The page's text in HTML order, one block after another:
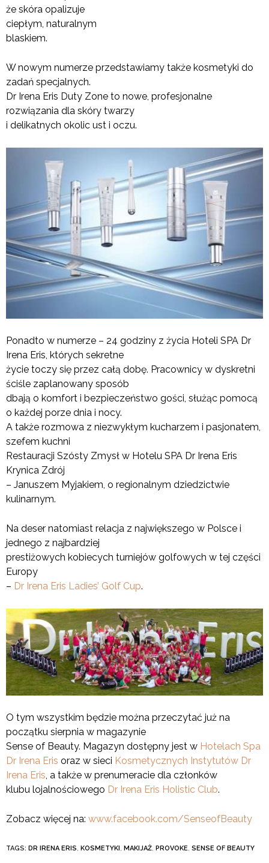
że skóra opalizuje
ciepłym, naturalnym
blaskiem.
W nowym numerze przedstawiamy także kosmetyki do
zadań specjalnych.
Dr Irena Eris Duty Zone to nowe, profesjonalne
rozwiązania dla skóry twarzy
i delikatnych okolic ust i oczu.
Ponadto w numerze – 24 godziny z życia Hoteli SPA Dr
Irena Eris, których sekretne
życie toczy się przez całą dobę. Pracownicy w dyskretni
ściśle zaplanowany sposób
dbają o komfort i bezpieczeństwo gości, służąc pomocą
o każdej porze dnia i nocy.
A także rozmowa z niezwykłym kucharzem i pasjonatem,
szefem kuchni
Restauracji Szósty Zmysł w Hotelu SPA Dr Irena Eris
Krynica Zdrój
– Januszem Myjakiem, o regionalnym dziedzictwie
kulinarnym.
Na deser natomiast relacja z największego w Polsce i
jednego z najbardziej
prestiżowych kobiecych turniejów golfowych w tej części
Europy
– Dr Irena Eris Ladies’ Golf Cup.
O tym wszystkim będzie można przeczytać już na
początku sierpnia w magazynie
Sense of Beauty. Magazyn dostępny jest w Hotelach Spa
Dr Irena Eris oraz w sieci Kosmetycznych Instytutów Dr
Irena Eris , a także w prenumeracie dla członków
klubu lojalnościowego Dr Irena Eris Holistic Club.
Zobacz więcej na: www.facebook.com/SenseofBeauty
TAGS: DR IRENA ERIS KOSMETYKI MAKIJAŻ PROVOKE SENSE OF BEAUTY